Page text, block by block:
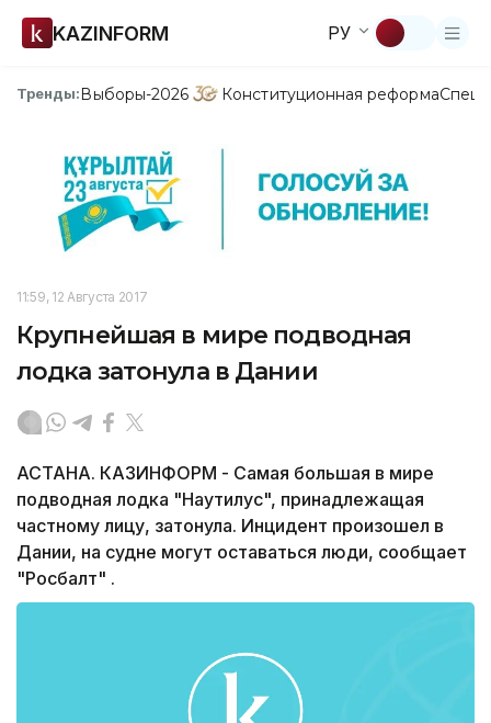
KAZINFORM РУ
Тренды:Выборы-2026 Конституционная реформа
11:59, 12 Августа 2017
Крупнейшая в мире подводная
лодка затонула в Дании
АСТАНА. КАЗИНФОРМ - Самая большая в мире
подводная лодка "Наутилус", принадлежащая
частному лицу, затонула. Инцидент произошел в
Дании, на судне могут оставаться люди, сообщает
"Росбалт" .